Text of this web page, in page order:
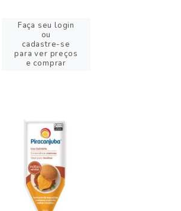
Faça seu login
ou
cadastre-se
para ver preços
e comprar